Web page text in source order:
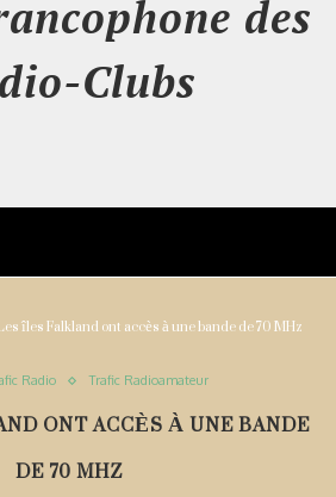
des
Clubs
îles Falkland ont accès à une bande de 70 MHz
Radio Trafic Radioamateur
ONT ACCÈS À UNE BANDE
DE 70 MHZ